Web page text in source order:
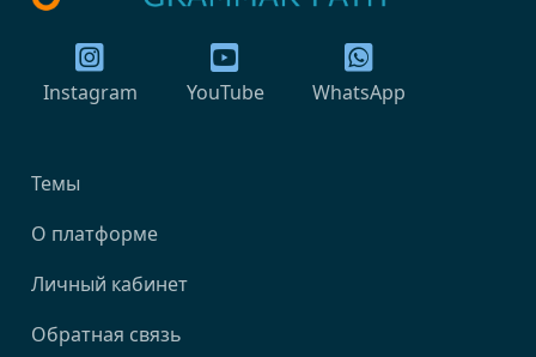
Instagram YouTube WhatsApp
Темы
О платформе
Личный кабинет
Обратная связь